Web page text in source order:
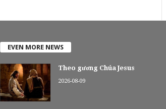
EVEN MORE NEWS
Theo gương Chúa Jesus
2026-08-09